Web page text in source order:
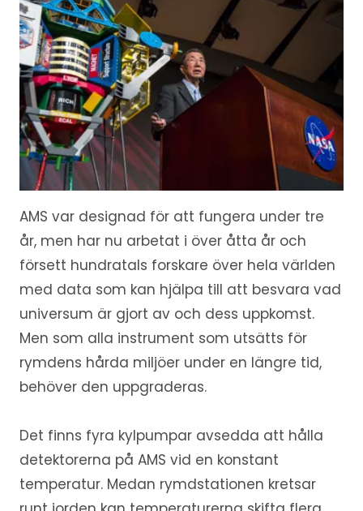
AMS var designad för att fungera under tre
år, men har nu arbetat i över åtta år och
försett hundratals forskare över hela världen
med data som kan hjälpa till att besvara vad
universum är gjort av och dess uppkomst.
Men som alla instrument som utsätts för
rymdens hårda miljöer under en längre tid,
behöver den uppgraderas.
Det finns fyra kylpumpar avsedda att hålla
detektorerna på AMS vid en konstant
temperatur. Medan rymdstationen kretsar